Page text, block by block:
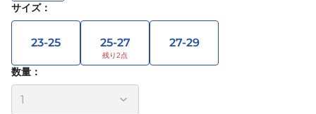
サイズ：
23-25 25-27 27-29
数量：